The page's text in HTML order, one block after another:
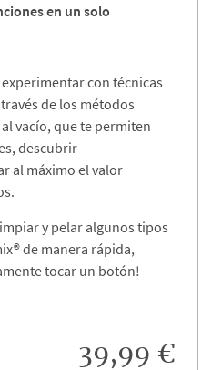
en un solo
con técnicas
de los métodos
vacío, que te permiten
descubrir
al máximo el valor
y pelar algunos tipos
de manera rápida,
tocar un botón!​
39,99 €